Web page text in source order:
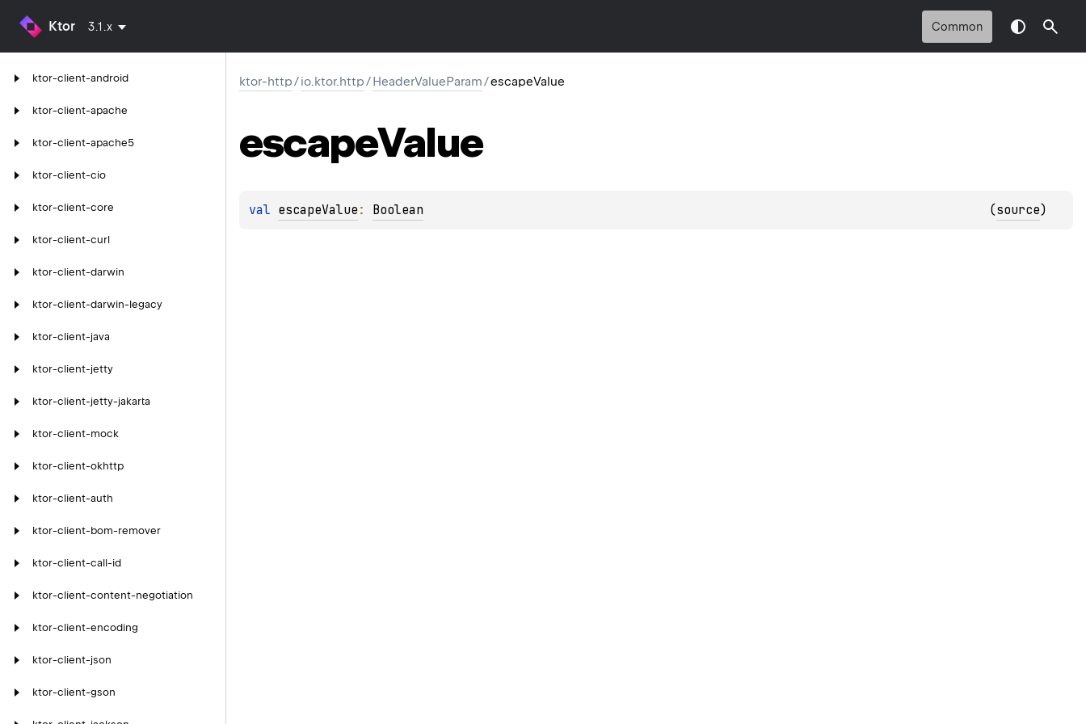
Ktor 3.1.x Common
ktor-client-android
ktor-client-apache
ktor-client-apache5
ktor-client-cio
ktor-client-core
ktor-client-curl
ktor-client-darwin
ktor-client-darwin-legacy
ktor-client-java
ktor-client-jetty
ktor-client-jetty-jakarta
ktor-client-mock
ktor-client-okhttp
ktor-client-auth
ktor-client-bom-remover
ktor-client-call-id
ktor-client-content-negotiation
ktor-client-encoding
ktor-client-json
ktor-client-gson
ktor-http/io.ktor.http/HeaderValueParam/escapeValue
escapeValue
val escapeValue : Boolean (source)